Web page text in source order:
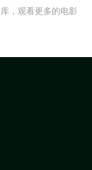
，观看更多的电影